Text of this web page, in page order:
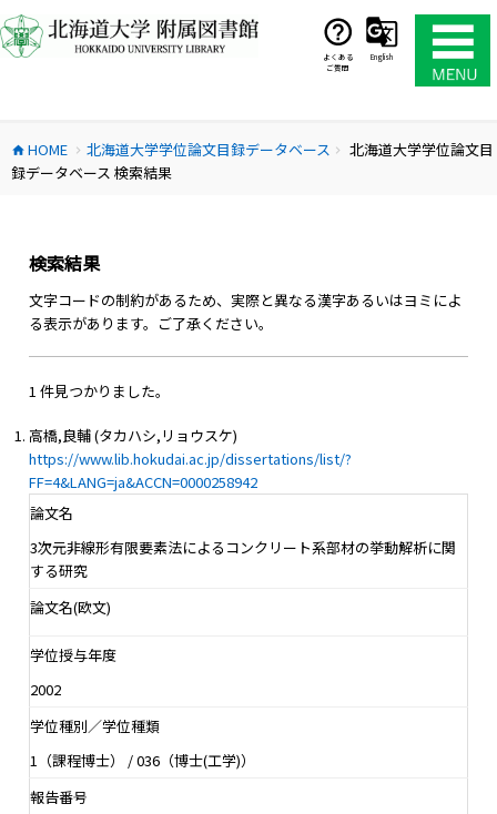
ン
テ
ス
キ
よくある
ご質問
English
home HOME chevron_right 北海道大学学位論文目録データベース chevron_right
北海道大学学位論文目
録データベース 検索結果
検索結果
文字コードの制約があるため、実際と異なる漢字あるいはヨミによ
る表示があります。ご了承ください。
1 件見つかりました。
高橋,良輔 (タカハシ,リョウスケ)
https://www.lib.hokudai.ac.jp/dissertations/list/?
FF=4&LANG=ja&ACCN=0000258942
論文名
3次元非線形有限要素法によるコンクリート系部材の挙動解析に関
する研究
論文名(欧文)
学位授与年度
2002
学位種別／学位種類
1（課程博士） / 036（博士(工学)）
報告番号